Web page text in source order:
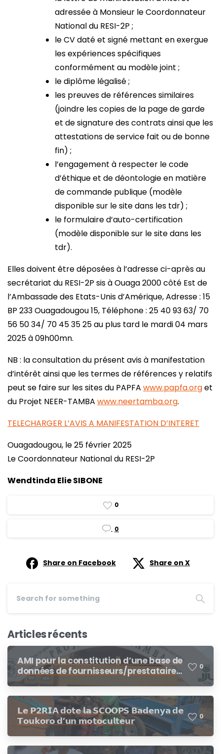
adressée à Monsieur le Coordonnateur
National du RESI-2P ;
le CV daté et signé mettant en exergue
les expériences spécifiques
conformément au modèle joint ;
le diplôme légalisé ;
les preuves de références similaires
(joindre les copies de la page de garde
et de signature des contrats ainsi que les
attestations de service fait ou de bonne
fin) ;
l’engagement à respecter le code
d’éthique et de déontologie en matière
de commande publique (modèle
disponible sur le site dans les tdr) ;
le formulaire d’auto-certification
(modèle disponible sur le site dans les
tdr).
Elles doivent être déposées à l’adresse ci-après au
secrétariat du RESI-2P sis à Ouaga 2000 côté Est de
l’Ambassade des Etats-Unis d’Amérique, Adresse : 15
BP 233 Ouagadougou 15, Téléphone : 25 40 93 63/ 70
56 50 34/ 70 45 35 25 au plus tard le mardi 04 mars
2025 à 09h00mn.
NB : la consultation du présent avis à manifestation
d’intérêt ainsi que les termes de références y relatifs
peut se faire sur les sites du PAPFA www.papfa.orget
du Projet NEER-TAMBA www.neertamba.org.
TELECHARGER L’AVIS A MANIFESTATION D’INTERET
Ouagadougou, le 25 février 2025
Le Coordonnateur National du RESI-2P
Wendtinda Elie SIBONE
0
0
Share on Facebook Share on X
Articles récents
AMI pour la constitution d’une base de
données de fournisseurs/prestataires
dans le cadre des procédures de
de cotation
0
𝗟𝗲 𝗣𝟮𝗥𝗜𝗔 𝗱𝗼𝘁𝗲 𝗹𝗮 𝗦𝗖𝗢𝗢𝗣𝗦 𝗕𝗮𝗱𝗲𝗻𝘆𝗮 𝗱𝗲
𝗧𝗼𝘂𝗸𝗼𝗿𝗼 𝗱’𝘂𝗻 𝗺𝗼𝘁𝗼𝗰𝘂𝗹𝘁𝗲𝘂𝗿
0